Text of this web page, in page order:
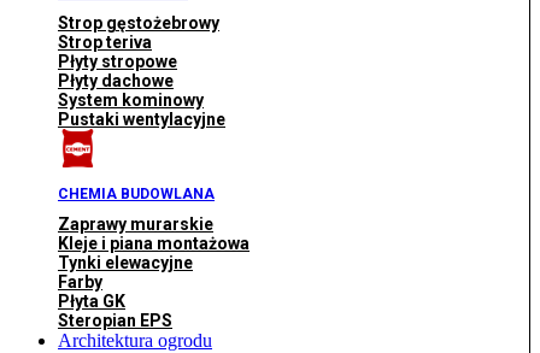
Strop gęstożebrowy
Strop teriva
Płyty stropowe
Płyty dachowe
System kominowy
Pustaki wentylacyjne
CHEMIA BUDOWLANA
Zaprawy murarskie
Kleje i piana montażowa
Tynki elewacyjne
Farby
Płyta GK
Steropian EPS
Architektura ogrodu